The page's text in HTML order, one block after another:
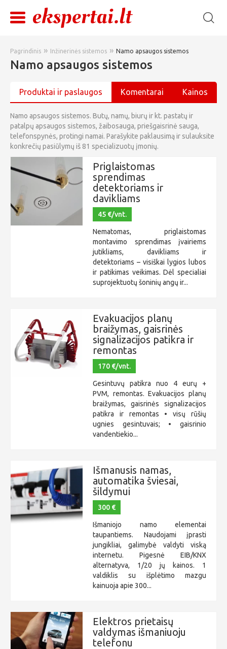
Pagrindinis » Inžinerinės sistemos » Namo apsaugos sistemos
Namo apsaugos sistemos
Produktai ir paslaugos Komentarai Kainos
Namo apsaugos sistemos. Butų, namų, biurų ir kt. pastatų ir
patalpų apsaugos sistemos, žaibosauga, priešgaisrinė sauga,
telefonspynės, protingi namai. Parašykite paklausimą ir sulauksite
konkrečių pasiūlymų iš 81 specializuotų įmonių.
Priglaistomas
sprendimas
detektoriams ir
davikliams
45 €/vnt.
Nematomas, priglaistomas
montavimo sprendimas įvairiems
jutikliams, davikliams ir
detektoriams – visiškai lygios lubos
ir patikimas veikimas. Dėl specialiai
suprojektuotų šoninių angų ir...
Evakuacijos planų
braižymas, gaisrinės
signalizacijos patikra ir
remontas
170 €/vnt.
Gesintuvų patikra nuo 4 eurų +
PVM, remontas. Evakuacijos planų
braižymas, gaisrinės signalizacijos
patikra ir remontas • visų rūšių
ugnies gesintuvais; • gaisrinio
vandentiekio...
Išmanusis namas,
automatika šviesai,
šildymui
300 €
Išmaniojo namo elementai
taupantiems. Naudojami įprasti
jungikliai, galimybė valdyti viską
internetu. Pigesnė EIB/KNX
alternatyva, 1/20 jų kainos. 1
valdiklis su išplėtimo mazgu
kainuoja apie 300...
Elektros prietaisų
valdymas išmaniuoju
telefonu